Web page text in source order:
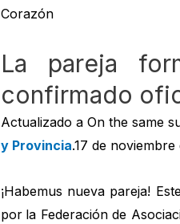
Corazón
La pareja
confirmado
Actualizado a On the same
y Provincia.17 de noviembre
¡Habemus nueva pareja!
por la Federación de